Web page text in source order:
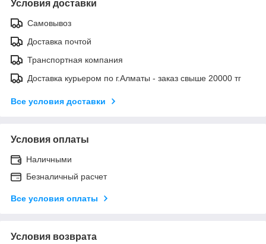
Условия доставки
Самовывоз
Доставка почтой
Транспортная компания
Доставка курьером по г.Алматы - заказ свыше 20000 тг
Все условия доставки
Условия оплаты
Наличными
Безналичный расчет
Все условия оплаты
Условия возврата